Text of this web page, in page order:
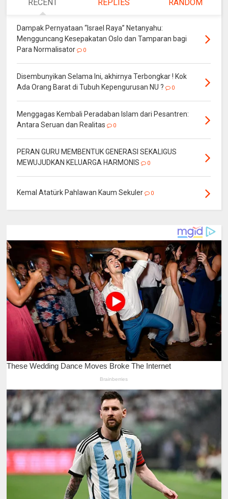
RECENT REPLIES RANDOM
Dampak Pernyataan “Israel Raya” Netanyahu:
Mengguncang Kesepakatan Oslo dan Tamparan bagi
Para Normalisator
0
Disembunyikan Selama Ini, akhirnya Terbongkar ! Kok
Ada Orang Barat di Tubuh Kepengurusan NU ?
0
Menggagas Kembali Peradaban Islam dari Pesantren:
Antara Seruan dan Realitas
0
PERAN GURU MEMBENTUK GENERASI SEKALIGUS
MEWUJUDKAN KELUARGA HARMONIS
0
Kemal Atatürk Pahlawan Kaum Sekuler 0